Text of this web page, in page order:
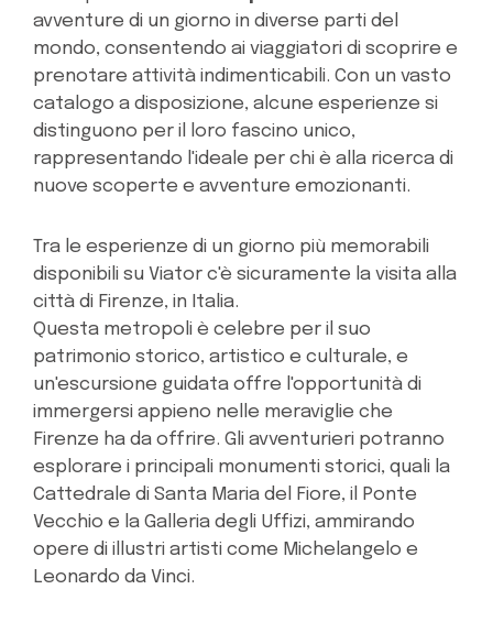
avventure di un giorno in diverse parti del
mondo, consentendo ai viaggiatori di scoprire e
prenotare attività indimenticabili. Con un vasto
catalogo a disposizione, alcune esperienze si
distinguono per il loro fascino unico,
rappresentando l'ideale per chi è alla ricerca di
nuove scoperte e avventure emozionanti.
Tra le esperienze di un giorno più memorabili
disponibili su Viator c'è sicuramente la visita alla
città di Firenze, in Italia.
Questa metropoli è celebre per il suo
patrimonio storico, artistico e culturale, e
un'escursione guidata offre l'opportunità di
immergersi appieno nelle meraviglie che
Firenze ha da offrire. Gli avventurieri potranno
esplorare i principali monumenti storici, quali la
Cattedrale di Santa Maria del Fiore, il Ponte
Vecchio e la Galleria degli Uffizi, ammirando
opere di illustri artisti come Michelangelo e
Leonardo da Vinci.